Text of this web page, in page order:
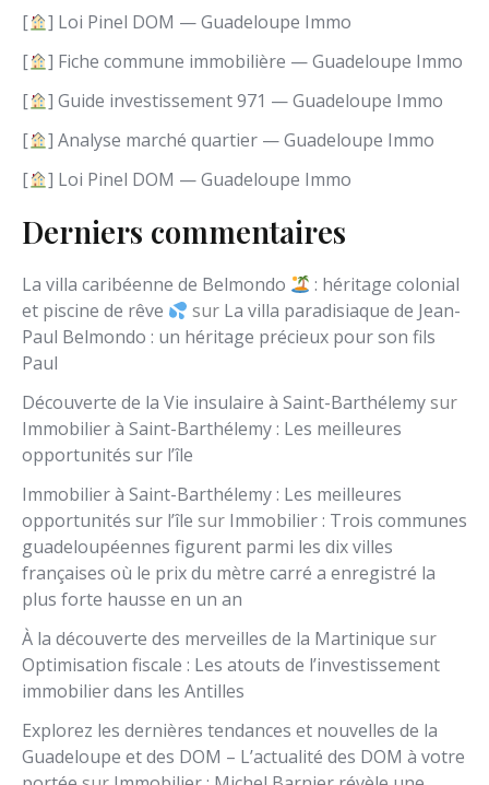
l
a
n
u
[
] Loi Pinel DOM — Guadeloupe Immo
[
] Fiche commune immobilière — Guadeloupe Immo
[
] Guide investissement 971 — Guadeloupe Immo
[
] Analyse marché quartier — Guadeloupe Immo
[
] Loi Pinel DOM — Guadeloupe Immo
Derniers commentaires
La villa caribéenne de Belmondo
: héritage colonial
et piscine de rêve
sur La villa paradisiaque de Jean-
Paul Belmondo : un héritage précieux pour son fils
Paul
Découverte de la Vie insulaire à Saint-Barthélemysur
Immobilier à Saint-Barthélemy : Les meilleures
opportunités sur l’île
Immobilier à Saint-Barthélemy : Les meilleures
opportunités sur l’île sur Immobilier : Trois communes
guadeloupéennes figurent parmi les dix villes
françaises où le prix du mètre carré a enregistré la
plus forte hausse en un an
À la découverte des merveilles de la Martinique sur
Optimisation fiscale : Les atouts de l’investissement
immobilier dans les Antilles
Explorez les dernières tendances et nouvelles de la
Guadeloupe et des DOM – L’actualité des DOM à votre